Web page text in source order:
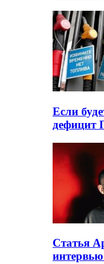
Если
дефицит
Статья